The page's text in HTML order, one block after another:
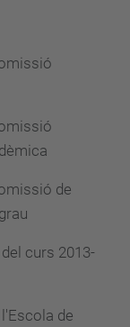
de
curs 2013-
de